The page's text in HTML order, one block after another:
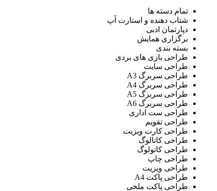
تمام دسته ها
شتاب دهنده و استارت آپ
دپارتمان ادبی
برگزاری همایش
بسته بندی
طراحی بازی های بردی
طراحی سایت
طراحی سربرگ A3
طراحی سربرگ A4
طراحی سربرگ A5
طراحی سربرگ A6
طراحی ست اداری
طراحی تقویم
طراحی کارت ویزیت
طراحی کاتالوگ
طراحی کاتولوگ
طراحی چاپ
طراحی ویزیت
طراحی پاکت A4
طراحی پاکت ملخی